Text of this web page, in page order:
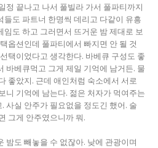
정 끝나고 나서 풀빌라 가서 풀파티까지
도 파트너 한명씩 데리고 다같이 유흥
도 하고 그러면서 뜨거운 밤 제대로 보
옵션인데 풀파티에서 빠지면 안 될 것
택이었다고 생각한다. 바베큐 구성도 좋
바베큐먹고 그게 제일 기억에 남거든. 물
좋았지. 근데 애인처럼 숙소에서 서로
니 기억에 남는다. 젊은 처자가 먹여주는
사실 안주가 필요없을 정도긴 했어. 술
그게 안주였으니까 뭐.
밤도 빼놓을 수 없잖아. 낮에 관광이며